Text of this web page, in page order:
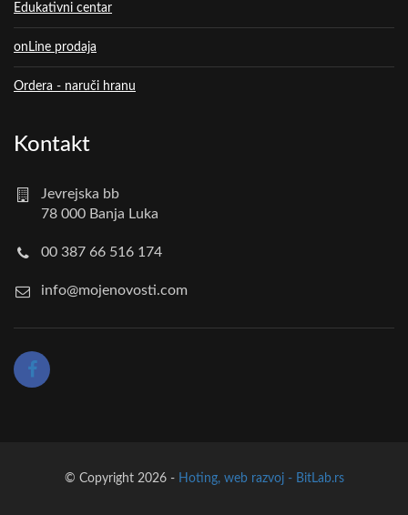
Edukativni centar
onLine prodaja
Ordera - naruči hranu
Kontakt
Jevrejska bb
78 000 Banja Luka
00 387 66 516 174
info@mojenovosti.com
© Copyright 2026 - Hoting, web razvoj - BitLab.rs